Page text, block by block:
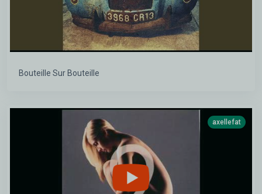
Bouteille Sur Bouteille
axellefat